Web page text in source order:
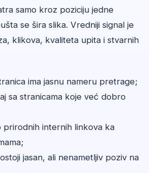
samo kroz poziciju jedne
se šira slika. Vredniji signal je
klikova, kvaliteta upita i stvarnih
ima jasnu nameru pretrage;
sa stranicama koje već dobro
prirodnih internih linkova ka
jasan, ali nenametljiv poziv na